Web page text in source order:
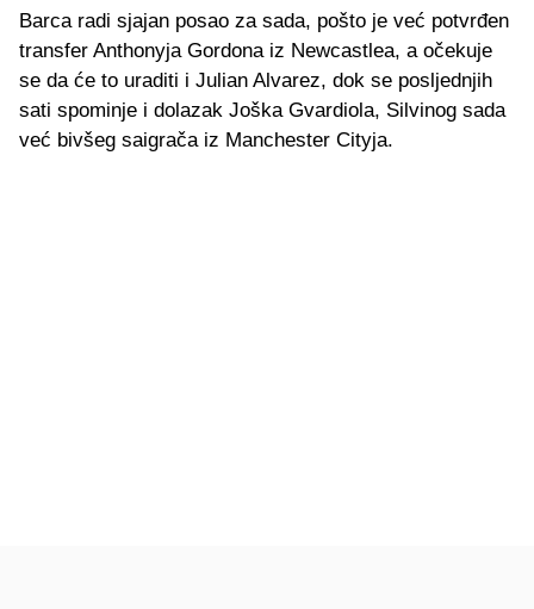
Barca radi sjajan posao za sada, pošto je već potvrđen
transfer Anthonyja Gordona iz Newcastlea, a očekuje
se da će to uraditi i Julian Alvarez, dok se posljednjih
sati spominje i dolazak Joška Gvardiola, Silvinog sada
već bivšeg saigrača iz Manchester Cityja.